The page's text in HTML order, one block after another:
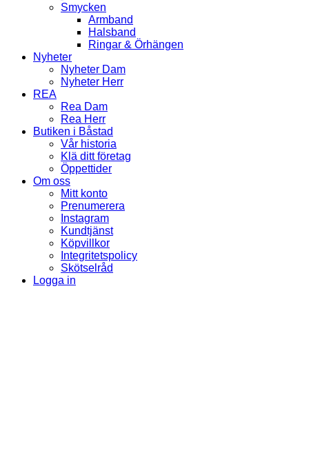
Smycken
Armband
Halsband
Ringar & Örhängen
Nyheter
Nyheter Dam
Nyheter Herr
REA
Rea Dam
Rea Herr
Butiken i Båstad
Vår historia
Klä ditt företag
Öppettider
Om oss
Mitt konto
Prenumerera
Instagram
Kundtjänst
Köpvillkor
Integritetspolicy
Skötselråd
Logga in